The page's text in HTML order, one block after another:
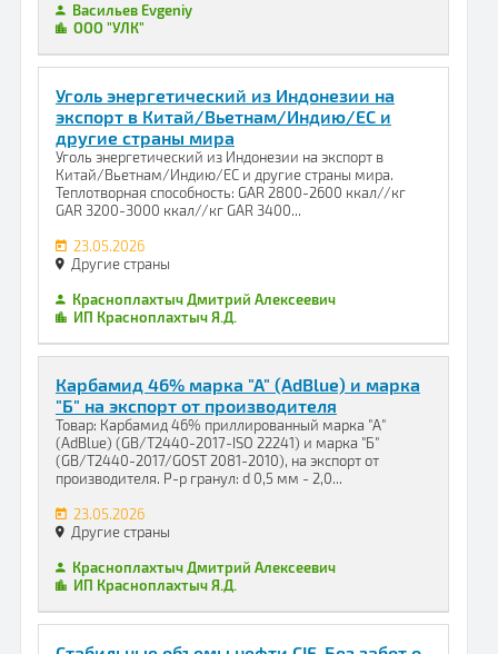
Васильев Evgeniy
ООО "УЛК"
Уголь энергетический из Индонезии на
экспорт в Китай/Вьетнам/Индию/ЕC и
другие страны мира
Уголь энергетический из Индонезии на экспорт в
Китай/Вьетнам/Индию/ЕC и другие страны мира.
Теплотворная способность: GAR 2800-2600 ккал//кг
GAR 3200-3000 ккал//кг GAR 3400...
23.05.2026
Другие страны
Красноплахтыч Дмитрий Алексеевич
ИП Красноплахтыч Я.Д.
Карбамид 46% марка "А" (AdBlue) и марка
"Б" на экспорт от производителя
Товар: Карбамид 46% приллированный марка "А"
(AdBlue) (GB/T2440-2017-ISO 22241) и марка "Б"
(GB/T2440-2017/GOST 2081-2010), на экспорт от
производителя. Р-р гранул: d 0,5 мм - 2,0...
23.05.2026
Другие страны
Красноплахтыч Дмитрий Алексеевич
ИП Красноплахтыч Я.Д.